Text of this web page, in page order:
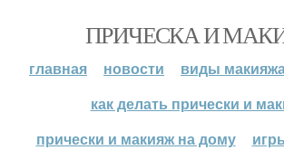
ПРИЧЕСКА И
главная новости
виды
как делать прически и
прически и макияж на дому